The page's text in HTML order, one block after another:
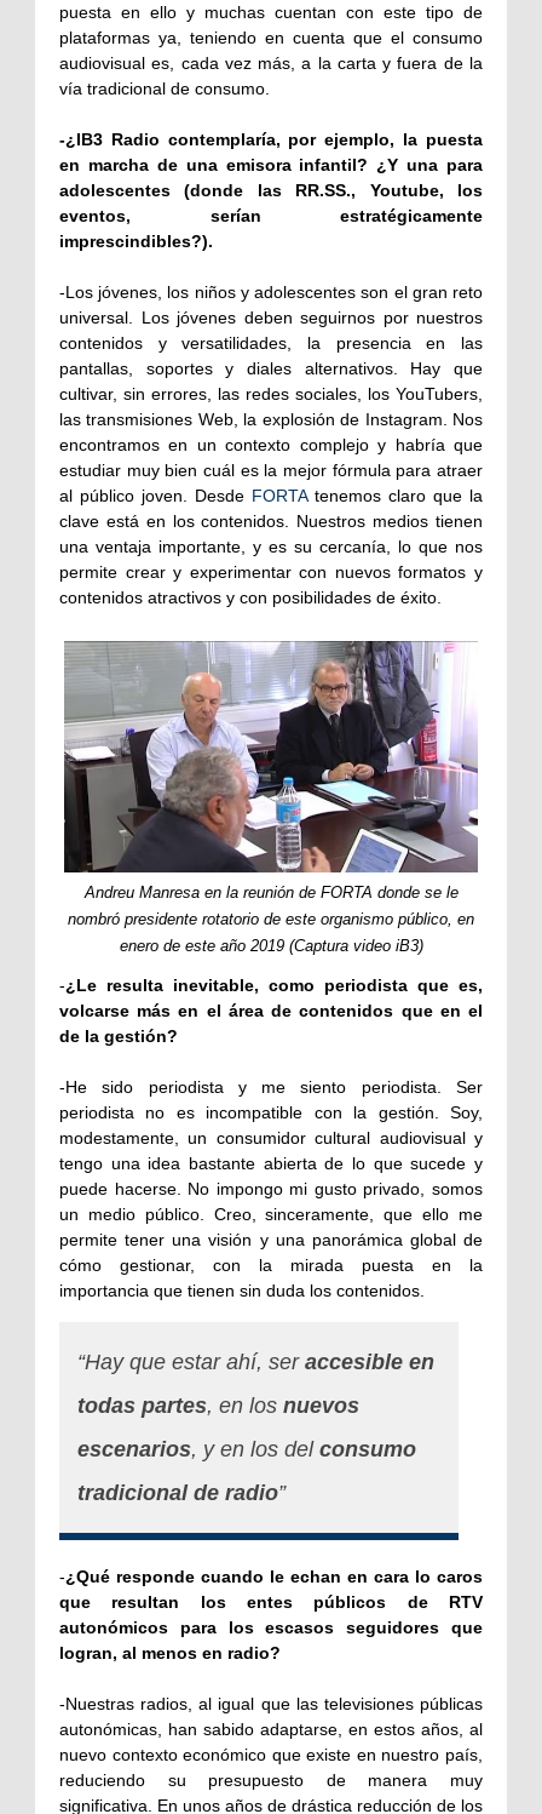
puesta en ello y muchas cuentan con este tipo de
plataformas ya, teniendo en cuenta que el consumo
audiovisual es, cada vez más, a la carta y fuera de la
vía tradicional de consumo.
-¿IB3 Radio contemplaría, por ejemplo, la puesta
en marcha de una emisora infantil? ¿Y una para
adolescentes (donde las RR.SS., Youtube, los
eventos, serían estratégicamente
imprescindibles?).
-Los jóvenes, los niños y adolescentes son el gran reto
universal. Los jóvenes deben seguirnos por nuestros
contenidos y versatilidades, la presencia en las
pantallas, soportes y diales alternativos. Hay que
cultivar, sin errores, las redes sociales, los YouTubers,
las transmisiones Web, la explosión de Instagram. Nos
encontramos en un contexto complejo y habría que
estudiar muy bien cuál es la mejor fórmula para atraer
al público joven. Desde FORTAtenemos claro que la
clave está en los contenidos. Nuestros medios tienen
una ventaja importante, y es su cercanía, lo que nos
permite crear y experimentar con nuevos formatos y
contenidos atractivos y con posibilidades de éxito.
Andreu Manresa en la reunión de FORTA donde se le
nombró presidente rotatorio de este organismo público, en
enero de este año 2019 (Captura video iB3)
-¿Le resulta inevitable, como periodista que es,
volcarse más en el área de contenidos que en el
de la gestión?
-He sido periodista y me siento periodista. Ser
periodista no es incompatible con la gestión. Soy,
modestamente, un consumidor cultural audiovisual y
tengo una idea bastante abierta de lo que sucede y
puede hacerse. No impongo mi gusto privado, somos
un medio público. Creo, sinceramente, que ello me
permite tener una visión y una panorámica global de
cómo gestionar, con la mirada puesta en la
importancia que tienen sin duda los contenidos.
“Hay que estar ahí, ser accesible en
todas partes, en los nuevos
escenarios, y en los del consumo
tradicional de radio”
-¿Qué responde cuando le echan en cara lo caros
que resultan los entes públicos de RTV
autonómicos para los escasos seguidores que
logran, al menos en radio?
-Nuestras radios, al igual que las televisiones públicas
autonómicas, han sabido adaptarse, en estos años, al
nuevo contexto económico que existe en nuestro país,
reduciendo su presupuesto de manera muy
significativa. En unos años de drástica reducción de los